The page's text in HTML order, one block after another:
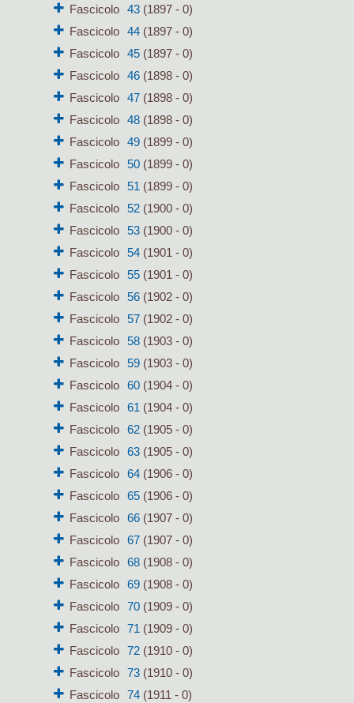
Fascicolo
43(1897 - 0)
Fascicolo
44(1897 - 0)
Fascicolo
45(1897 - 0)
Fascicolo
46(1898 - 0)
Fascicolo
47(1898 - 0)
Fascicolo
48(1898 - 0)
Fascicolo
49(1899 - 0)
Fascicolo
50(1899 - 0)
Fascicolo
51 (1899 - 0)
Fascicolo
52(1900 - 0)
Fascicolo
53(1900 - 0)
Fascicolo
54(1901 - 0)
Fascicolo
55(1901 - 0)
Fascicolo
56(1902 - 0)
Fascicolo
57(1902 - 0)
Fascicolo
58(1903 - 0)
Fascicolo
59(1903 - 0)
Fascicolo
60(1904 - 0)
Fascicolo
61 (1904 - 0)
Fascicolo
62(1905 - 0)
Fascicolo
63(1905 - 0)
Fascicolo
64(1906 - 0)
Fascicolo
65(1906 - 0)
Fascicolo
66(1907 - 0)
Fascicolo
67(1907 - 0)
Fascicolo
68(1908 - 0)
Fascicolo
69(1908 - 0)
Fascicolo
70(1909 - 0)
Fascicolo
71 (1909 - 0)
Fascicolo
72(1910 - 0)
Fascicolo
73(1910 - 0)
Fascicolo
74(1911 - 0)